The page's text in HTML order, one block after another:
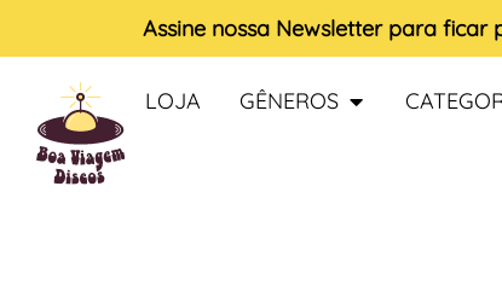
Assine nossa Newsletter para ficar
LOJA GÊNEROS